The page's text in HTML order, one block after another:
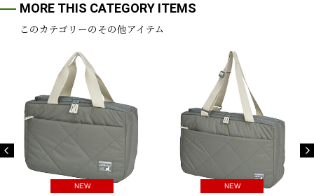
MORE THIS CATEGORY ITEMS
このカテゴリーのその他アイテム
NEW NEW